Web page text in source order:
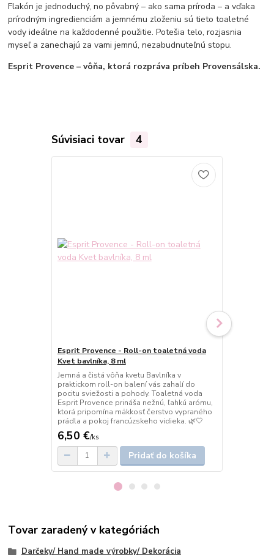
Flakón je jednoduchý, no pôvabný – ako sama príroda – a vďaka
prírodným ingredienciám a jemnému zloženiu sú tieto toaletné
vody ideálne na každodenné použitie. Potešia telo, rozjasnia
myseľ a zanechajú za vami jemnú, nezabudnuteľnú stopu.
Esprit Provence – vôňa, ktorá rozpráva príbeh Provensálska.
Súvisiaci tovar 4
Esprit Provence - Roll-on toaletná voda
Kvet bavlníka, 8 ml
Jemná a čistá vôňa kvetu Bavlníka v
praktickom roll-on balení vás zahalí do
pocitu sviežosti a pohody. Toaletná voda
Esprit Provence prináša nežnú, ľahkú arómu,
ktorá pripomína mäkkosť čerstvo vypraného
prádla a pokoj francúzskeho vidieka. 🌿🤍
6,50 €/ks
Pridať do košíka
Tovar zaradený v kategóriách
Darčeky/ Hand made výrobky/ Dekorácia